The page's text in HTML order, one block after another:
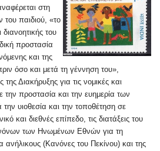
στη
του παιδιού, «το
του
προστασία
και της
όσο και μετά τη γέννηση του»,
της Διακήρυξης για τις νομικές και
την προστασία και την ευημερία των
υιοθεσία και την τοποθέτηση σε
και διεθνές επίπεδο, τις διατάξεις του
των Ηνωμένων Εθνών για τη
ανήλικους (Κανόνες του Πεκίνου) και της